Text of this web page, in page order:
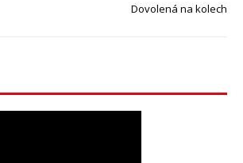
Dovolená na kolech